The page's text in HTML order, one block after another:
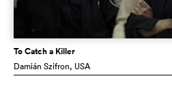
To Catch a Killer
Damián Szifron, USA